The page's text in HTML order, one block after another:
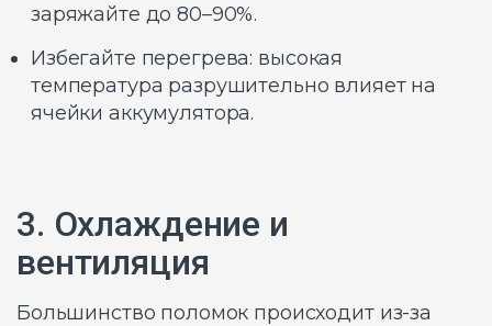
заряжайте до 80–90%.
Избегайте перегрева: высокая
температура разрушительно влияет на
ячейки аккумулятора.
3. Охлаждение и
вентиляция
Большинство поломок происходит из-за